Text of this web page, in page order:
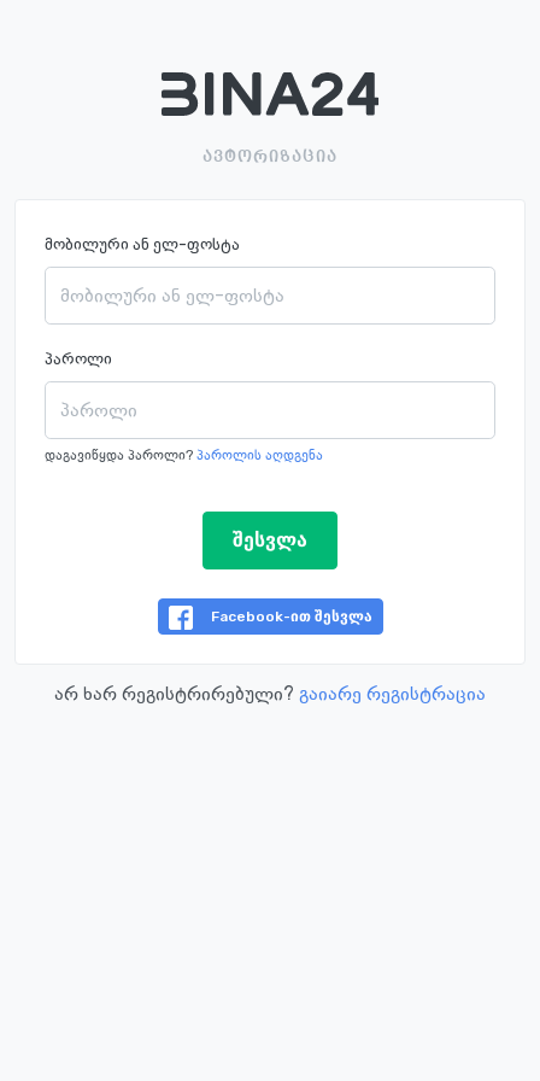
ავტორიზაცია
მობილური ან ელ-ფოსტა
პაროლი
დაგავიწყდა პაროლი? პაროლის აღდგენა
შესვლა
Facebook-ით შესვლა
არ ხარ რეგისტრირებული? გაიარე რეგისტრაცია